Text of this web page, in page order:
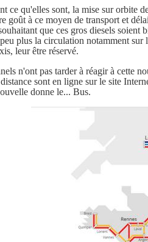
ce qu'elles sont, la mise sur orbite
goût à ce moyen de transport et
que ces gros diesels soient
plus la circulation notamment
leur être réservé.
n'ont pas tarder à réagir à cette
sont en ligne sur le site
donne le... Bus.